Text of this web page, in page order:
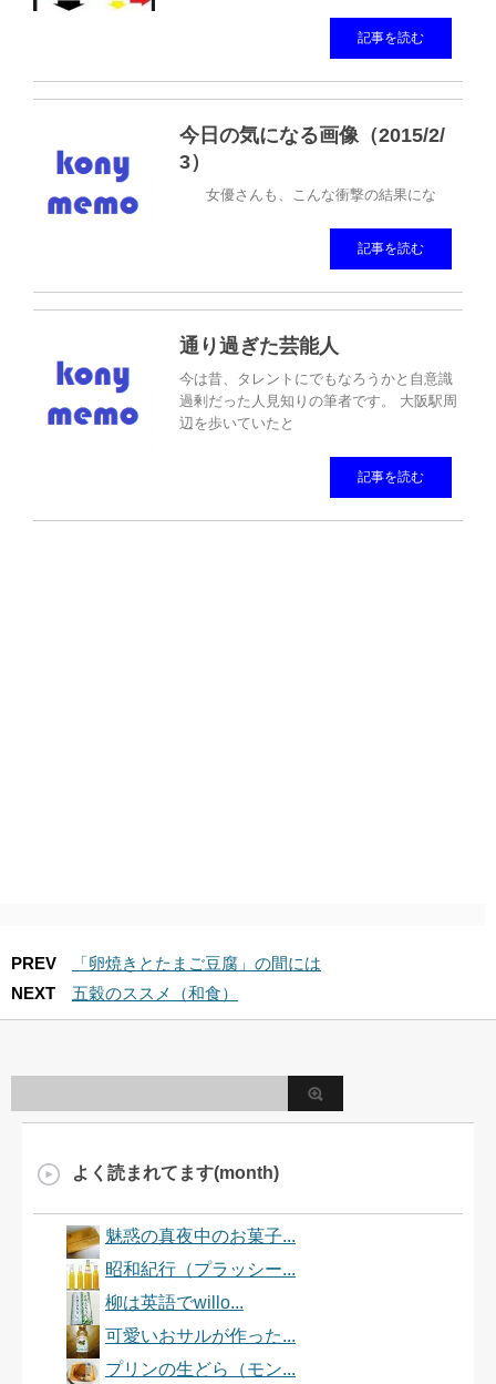
記事を読む
今日の気になる画像（2015/2/
3）
女優さんも、こんな衝撃の結果にな
記事を読む
通り過ぎた芸能人
今は昔、タレントにでもなろうかと自意識
過剰だった人見知りの筆者です。 大阪駅周
辺を歩いていたと
記事を読む
PREV
「卵焼きとたまご豆腐」の間には
NEXT
五穀のススメ（和食）
よく読まれてます(month)
魅惑の真夜中のお菓子...
昭和紀行（プラッシー...
柳は英語でwillo...
可愛いおサルが作った...
プリンの生どら（モン...